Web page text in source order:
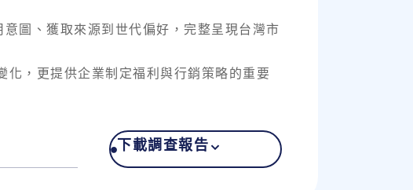
意圖、獲取來源到世代偏好，完整呈現台灣市
化，更提供企業制定福利與行銷策略的重要
下載調查報告